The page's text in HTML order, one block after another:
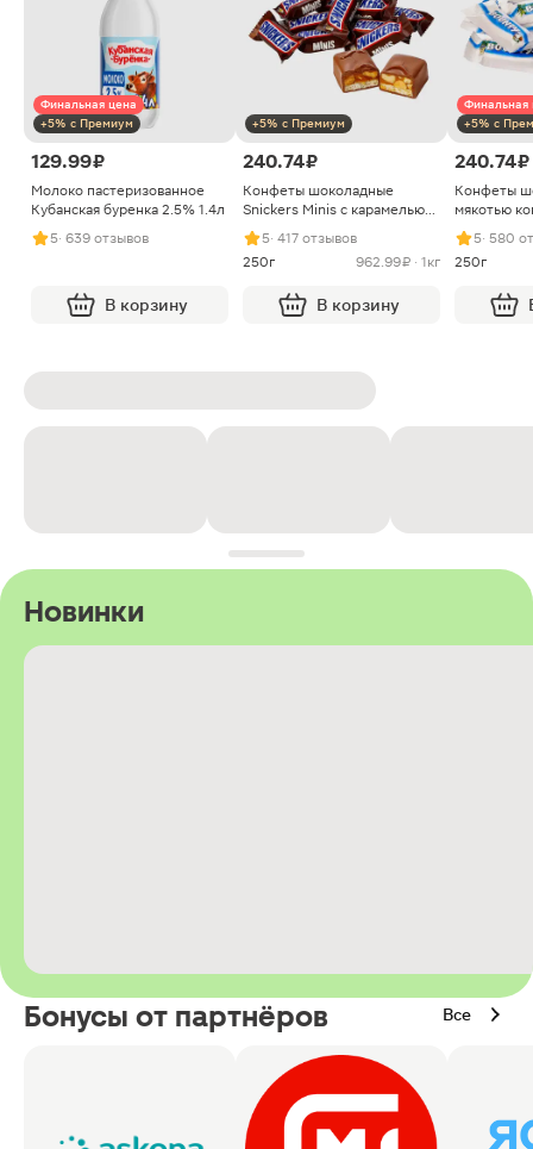
Финальная цена
+5% с Премиум
129.99 ₽
Молоко пастеризованное
Кубанская буренка 2.5% 1.4л
5· 639 отзывов
В корзину
+5% с Премиум
240.74 ₽
Конфеты шоколадные
Snickers Minis с карамелью
арахисом и нугой
5· 417 отзывов
250г
962.99 ₽ · 1кг
В корзину
Финальная
+5% с
240.74 ₽
Конфеты
мякотью
5· 580
250г
Новинки
Бонусы от партнёров Все